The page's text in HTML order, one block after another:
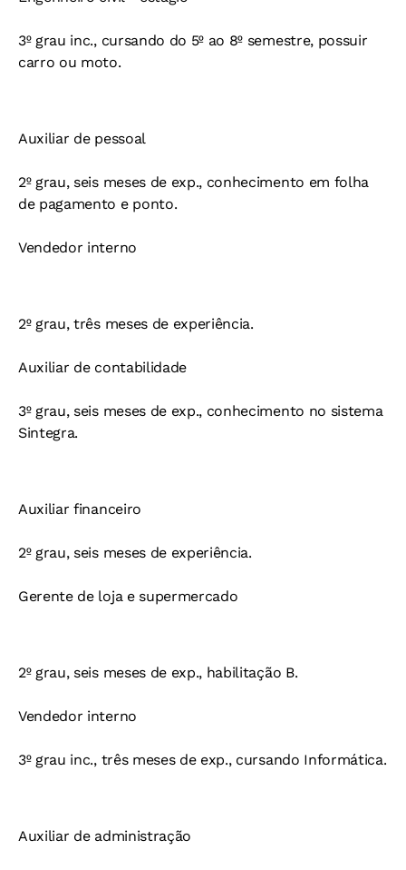
3º grau inc., cursando do 5º ao 8º semestre, possuir
carro ou moto.
Auxiliar de pessoal
2º grau, seis meses de exp., conhecimento em folha
de pagamento e ponto.
Vendedor interno
2º grau, três meses de experiência.
Auxiliar de contabilidade
3º grau, seis meses de exp., conhecimento no sistema
Sintegra.
Auxiliar financeiro
2º grau, seis meses de experiência.
Gerente de loja e supermercado
2º grau, seis meses de exp., habilitação B.
Vendedor interno
3º grau inc., três meses de exp., cursando Informática.
Auxiliar de administração